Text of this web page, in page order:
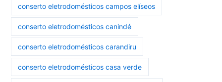
conserto eletrodomésticos campos elíseos
conserto eletrodomésticos canindé
conserto eletrodomésticos carandiru
conserto eletrodomésticos casa verde